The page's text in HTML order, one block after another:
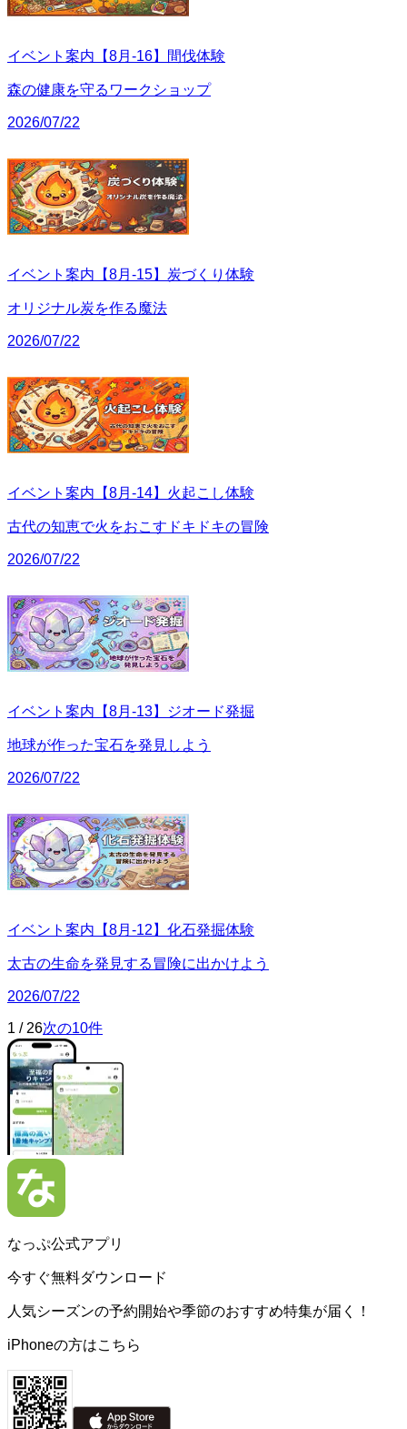
イベント案内【8月-16】間伐体験
森の健康を守るワークショップ
2026/07/22
イベント案内【8月-15】炭づくり体験
オリジナル炭を作る魔法
2026/07/22
イベント案内【8月-14】火起こし体験
古代の知恵で火をおこすドキドキの冒険
2026/07/22
イベント案内【8月-13】ジオード発掘
地球が作った宝石を発見しよう
2026/07/22
イベント案内【8月-12】化石発掘体験
太古の生命を発見する冒険に出かけよう
2026/07/22
1 / 26次の10件
なっぷ公式アプリ
今すぐ無料ダウンロード
人気シーズンの予約開始や季節のおすすめ特集が届く！
iPhoneの方はこちら